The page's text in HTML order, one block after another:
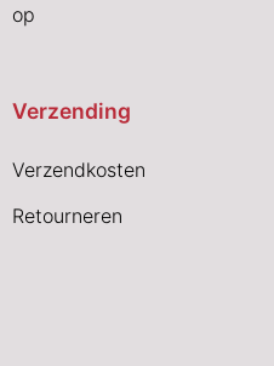
op
Verzending
Verzendkosten
Retourneren